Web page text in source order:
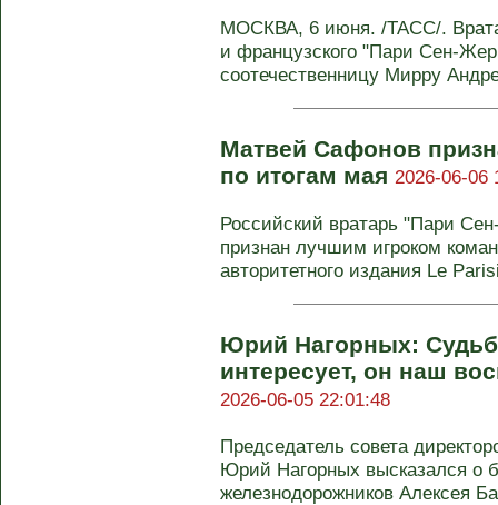
МОСКВА, 6 июня. /ТАСС/.
и французского "Пари Сен-
соотечественницу Мирру
Матвей Сафонов
по итогам мая 2026-06-06
Российский вратарь "Пари
признан лучшим игроком
авторитетного издания Le
Юрий Нагорных:
интересует, он наш
2026-06-05 22:01:48
Председатель совета
Юрий Нагорных высказался о
железнодорожников Алексея